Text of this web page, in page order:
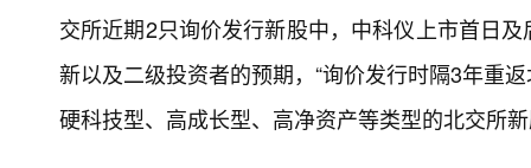
交所近期2只询价发行新股中，中科仪上市首日
新以及二级投资者的预期，“询价发行时隔3年重
硬科技型、高成长型、高净资产等类型的北交所